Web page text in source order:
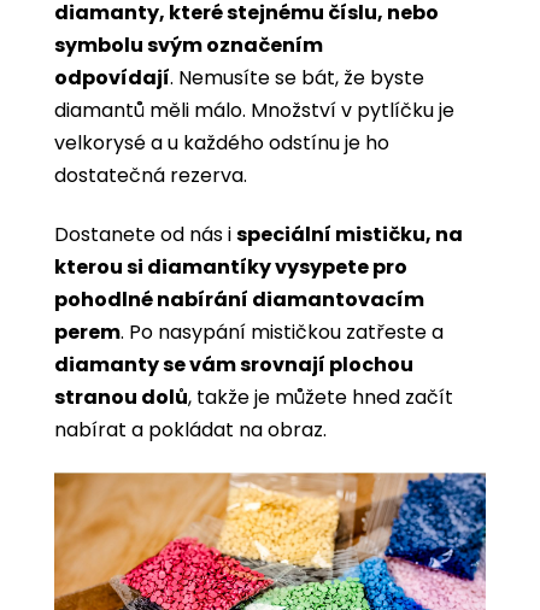
diamanty, které stejnému číslu, nebo
symbolu svým označením
odpovídají. Nemusíte se bát, že byste
diamantů měli málo. Množství v pytlíčku je
velkorysé a u každého odstínu je ho
dostatečná rezerva.
Dostanete od nás ispeciální mističku, na
kterou si diamantíky vysypete pro
pohodlné nabírání diamantovacím
perem. Po nasypání mističkou zatřeste a
diamanty se vám srovnají plochou
stranou dolů, takže je můžete hned začít
nabírat a pokládat na obraz.